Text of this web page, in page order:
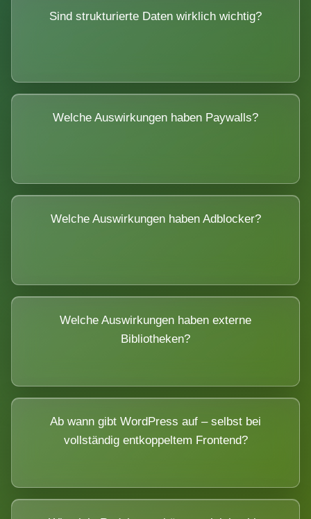
Sind strukturierte Daten wirklich wichtig?
Welche Auswirkungen haben Paywalls?
Welche Auswirkungen haben Adblocker?
Welche Auswirkungen haben externe
Bibliotheken?
Ab wann gibt WordPress auf – selbst bei
vollständig entkoppeltem Frontend?